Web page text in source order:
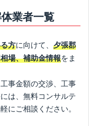
業者一覧
方に向けて、 夕張郡
場、補助金情報をま
事金額の交渉、工事
は、無料コンサルテ
にご相談ください。